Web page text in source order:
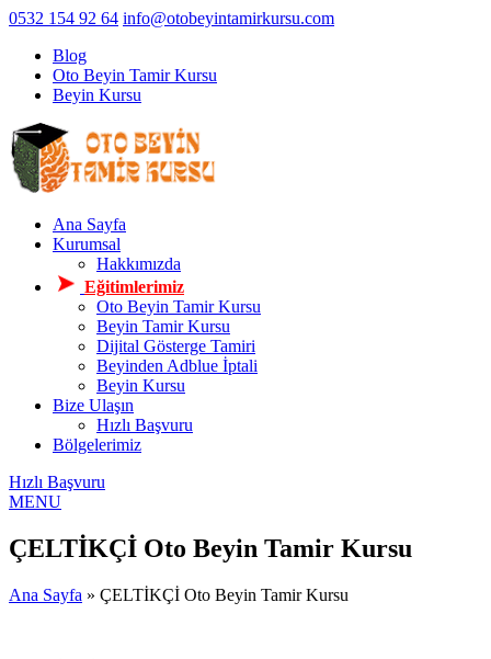
0532 154 92 64 info@otobeyintamirkursu.com
Blog
Oto Beyin Tamir Kursu
Beyin Kursu
Ana Sayfa
Kurumsal
Hakkımızda
Eğitimlerimiz
Oto Beyin Tamir Kursu
Beyin Tamir Kursu
Dijital Gösterge Tamiri
Beyinden Adblue İptali
Beyin Kursu
Bize Ulaşın
Hızlı Başvuru
Bölgelerimiz
Hızlı Başvuru
MENU
ÇELTİKÇİ Oto Beyin Tamir Kursu
Ana Sayfa » ÇELTİKÇİ Oto Beyin Tamir Kursu